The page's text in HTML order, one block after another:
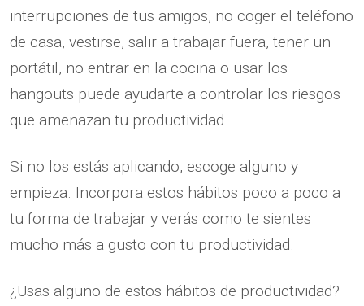
interrupciones de tus amigos, no coger el teléfono
de casa, vestirse, salir a trabajar fuera, tener un
portátil, no entrar en la cocina o usar los
hangouts puede ayudarte a controlar los riesgos
que amenazan tu productividad.
Si no los estás aplicando, escoge alguno y
empieza. Incorpora estos hábitos poco a poco a
tu forma de trabajar y verás como te sientes
mucho más a gusto con tu productividad.
¿Usas alguno de estos hábitos de productividad?